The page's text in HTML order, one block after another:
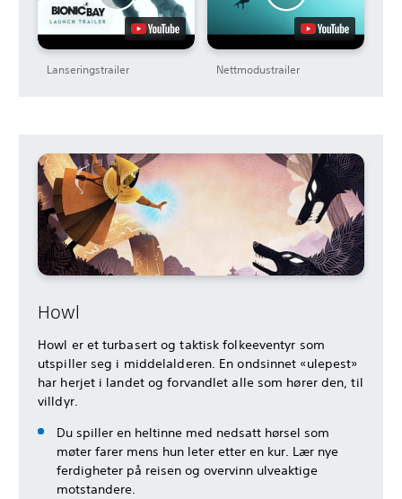
Lanseringstrailer Nettmodustrailer
Howl
Howl er et turbasert og taktisk folkeeventyr som
utspiller seg i middelalderen. En ondsinnet «ulepest»
har herjet i landet og forvandlet alle som hører den, til
villdyr.
Du spiller en heltinne med nedsatt hørsel som
møter farer mens hun leter etter en kur. Lær nye
ferdigheter på reisen og overvinn ulveaktige
motstandere.